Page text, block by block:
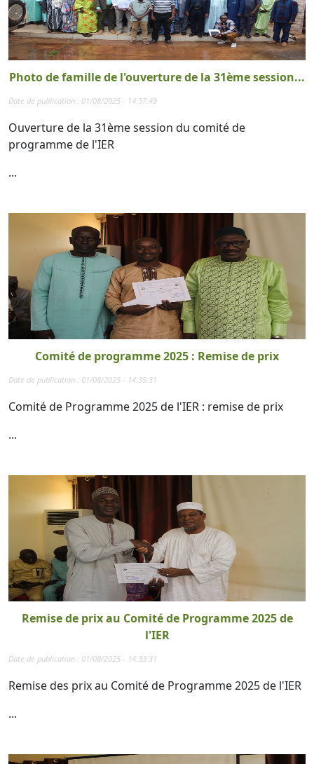
Photo de famille de l'ouverture de la 31ème session...
Date de publication : 01/08/2025 - 14:37:49
Ouverture de la 31ème session du comité de
programme de l'IER
...
Comité de programme 2025 : Remise de prix
Date de publication : 01/08/2025 - 14:35:31
Comité de Programme 2025 de l'IER : remise de prix
...
Remise de prix au Comité de Programme 2025 de
l'IER
Date de publication : 01/08/2025 - 14:33:31
Remise des prix au Comité de Programme 2025 de l'IER
...